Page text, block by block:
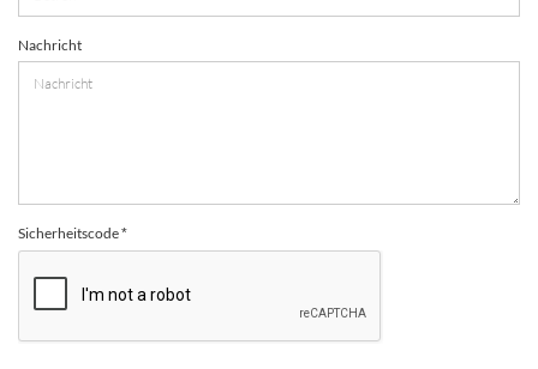
Nachricht
Sicherheitscode